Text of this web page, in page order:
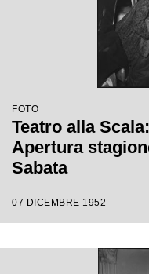
FOTO
Teatro alla
Apertura
Sabata
07 DICEMBRE 1952